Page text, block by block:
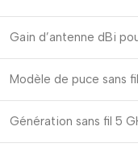
Gain d’antenne dBi
Modèle de puce sans
Génération sans fil 5